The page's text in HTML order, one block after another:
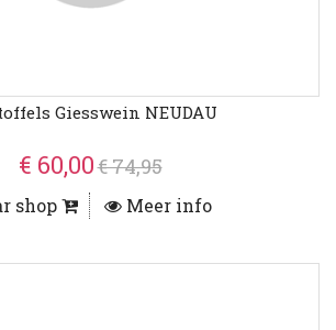
Giesswein NEUDAU
€ 60,00€ 74,95
shop Meer info